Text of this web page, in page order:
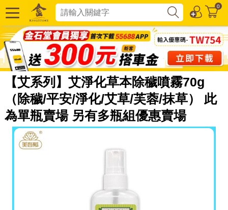
0
【艾系列】艾淨化草本除穢噴霧70g
（除穢/平安/淨化/艾草/芙蓉/抹草） 此
為單瓶賣場 另有多瓶組優惠賣場